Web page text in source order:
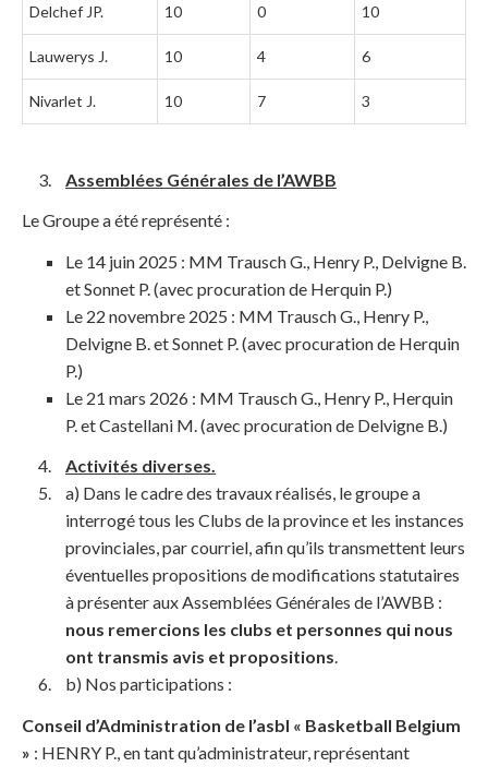
Delchef JP. 10 0 10
Lauwerys J. 10 4 6
Nivarlet J. 10 7 3
Assemblées Générales de l’AWBB
Le Groupe a été représenté :
Le 14 juin 2025 : MM Trausch G., Henry P., Delvigne B.
et Sonnet P. (avec procuration de Herquin P.)
Le 22 novembre 2025 : MM Trausch G., Henry P.,
Delvigne B. et Sonnet P. (avec procuration de Herquin
P.)
Le 21 mars 2026 : MM Trausch G., Henry P., Herquin
P. et Castellani M. (avec procuration de Delvigne B.)
Activités diverses.
a) Dans le cadre des travaux réalisés, le groupe a
interrogé tous les Clubs de la province et les instances
provinciales, par courriel, afin qu’ils transmettent leurs
éventuelles propositions de modifications statutaires
à présenter aux Assemblées Générales de l’AWBB :
nous remercions les clubs et personnes qui nous
ont transmis avis et propositions.
b) Nos participations :
Conseil d’Administration de l’asbl « Basketball Belgium
» : HENRY P., en tant qu’administrateur, représentant